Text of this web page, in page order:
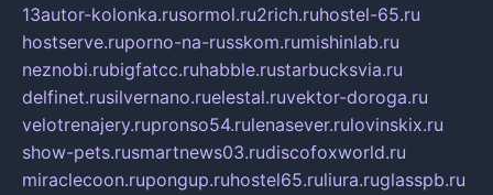
13autor-kolonka.rusormol.ru2rich.ruhostel-65.ru
hostserve.ruporno-na-russkom.rumishinlab.ru
neznobi.rubigfatcc.ruhabble.rustarbucksvia.ru
delfinet.rusilvernano.ruelestal.ruvektor-doroga.ru
velotrenajery.rupronso54.rulenasever.rulovinskix.ru
show-pets.rusmartnews03.rudiscofoxworld.ru
miraclecoon.rupongup.ruhostel65.ruliura.ruglasspb.ru